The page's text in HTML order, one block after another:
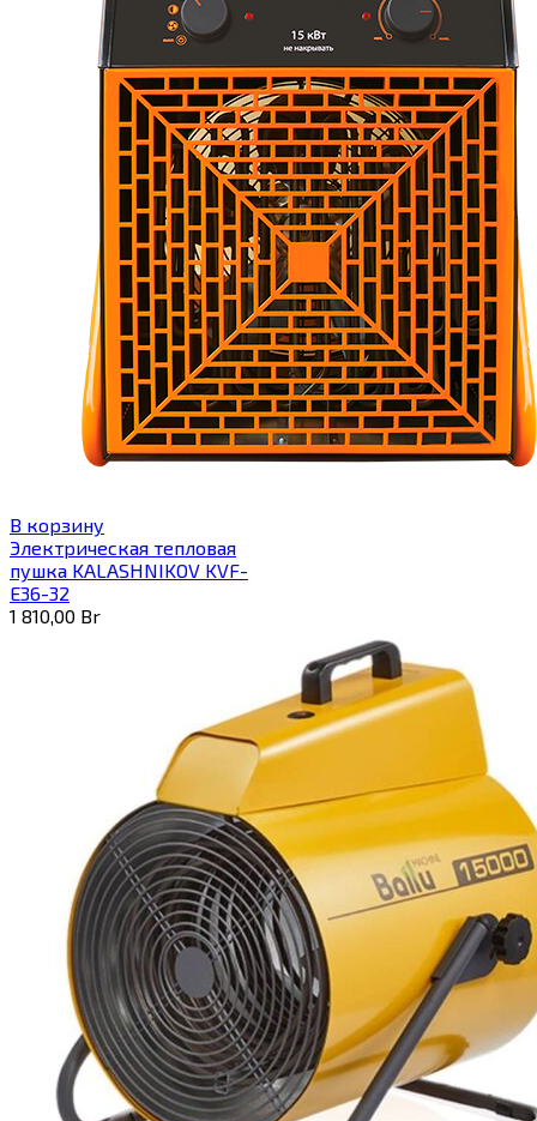
В корзину
Электрическая тепловая
пушка KALASHNIKOV KVF-
E36-32
1 810,00 Br